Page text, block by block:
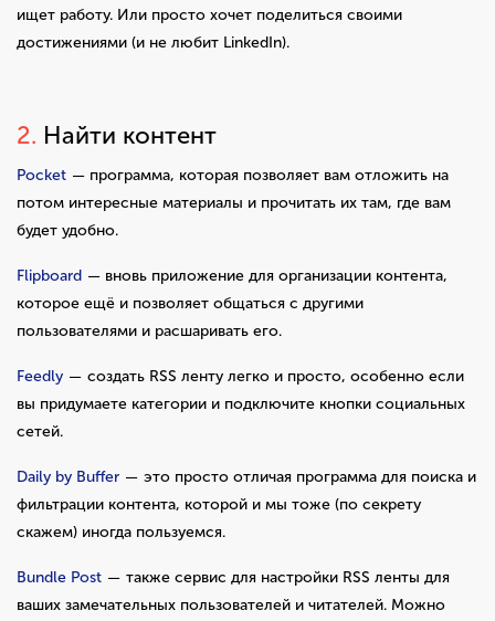
ищет работу. Или просто хочет поделиться своими
достижениями (и не любит LinkedIn).
2. Найти контент
Pocket — программа, которая позволяет вам отложить на
потом интересные материалы и прочитать их там, где вам
будет удобно.
Flipboard — вновь приложение для организации контента,
которое ещё и позволяет общаться с другими
пользователями и расшаривать его.
Feedly — создать RSS ленту легко и просто, особенно если
вы придумаете категории и пoдключите кнопки социальных
сетей.
Daily by Buffer — это просто отличая программа для поиска и
фильтрации контента, которой и мы тоже (по секрету
скажем) иногда пользуемся.
Bundle Post — также сервис для настройки RSS ленты для
ваших замечательных пользователей и читателей. Можно